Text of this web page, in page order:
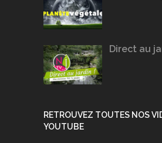
Direct au
RETROUVEZ TOUTES NOS
YOUTUBE